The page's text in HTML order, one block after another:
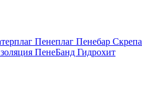
Пенеплаг Пенебар Скрепа
ПенеБанд Гидрохит